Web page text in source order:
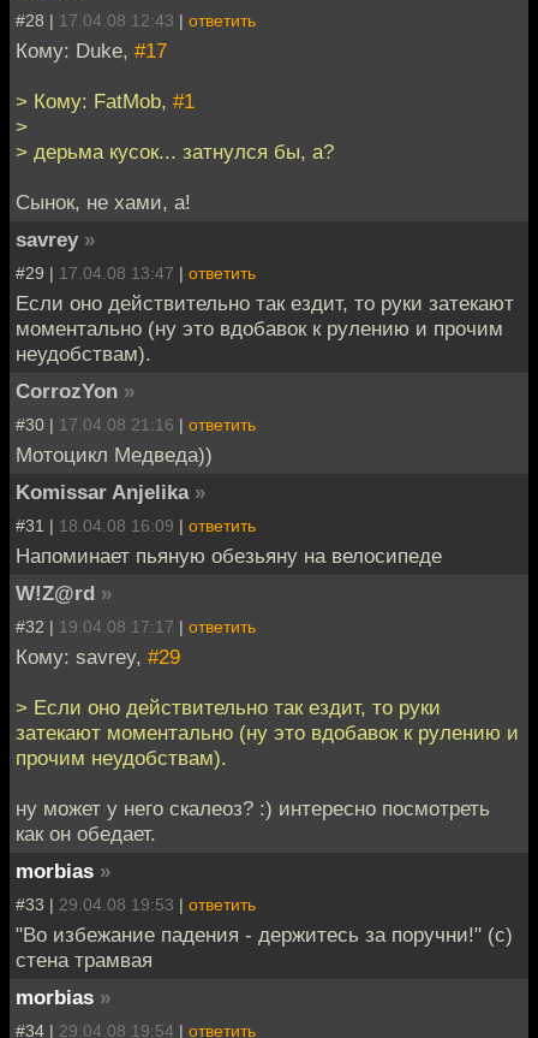
#28 | 17.04.08 12:43 | ответить
Кому: Duke, #17
> Кому: FatMob, #1
>
> дерьма кусок... затнулся бы, а?
Сынок, не хами, а!
savrey »
#29 | 17.04.08 13:47 | ответить
Если оно действительно так ездит, то руки затекают
моментально (ну это вдобавок к рулению и прочим
неудобствам).
CorrozYon »
#30 | 17.04.08 21:16 | ответить
Мотоцикл Медведа))
Komissar Anjelika »
#31 | 18.04.08 16:09 | ответить
Напоминает пьяную обезьяну на велосипеде
W!Z@rd »
#32 | 19.04.08 17:17 | ответить
Кому: savrey, #29
> Если оно действительно так ездит, то руки
затекают моментально (ну это вдобавок к рулению и
прочим неудобствам).
ну может у него скалеоз? :) интересно посмотреть
как он обедает.
morbias »
#33 | 29.04.08 19:53 | ответить
"Во избежание падения - держитесь за поручни!" (с)
стена трамвая
morbias »
#34 | 29.04.08 19:54 | ответить